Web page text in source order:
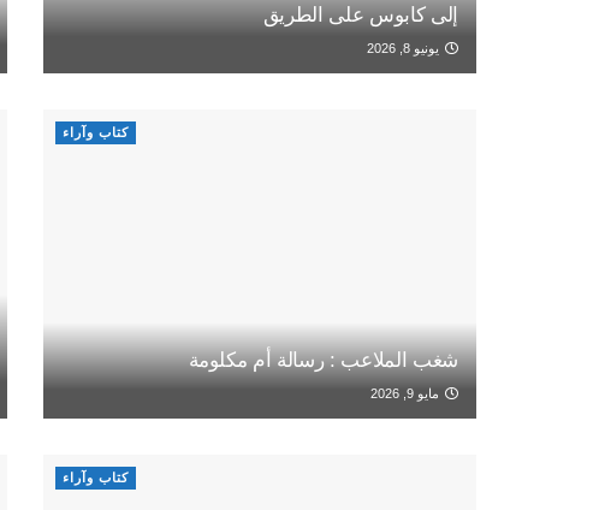
إلى كابوس على الطريق
يونيو 8, 2026
كتاب وآراء
شغب الملاعب : رسالة أم مكلومة
مايو 9, 2026
كتاب وآراء